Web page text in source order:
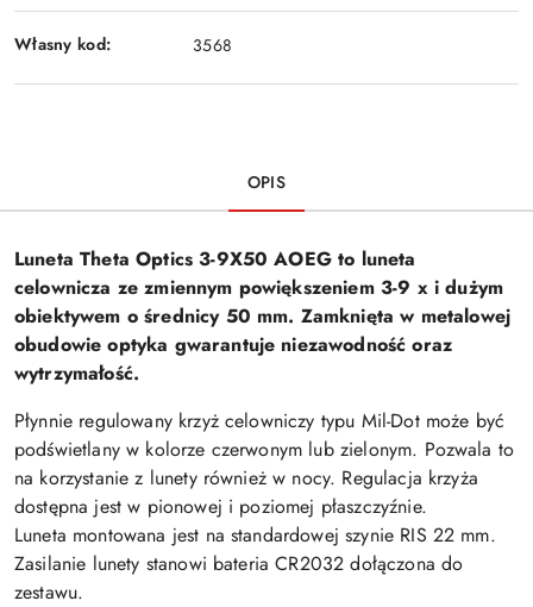
Własny kod: 3568
OPIS
Luneta Theta Optics 3-9X50 AOEG to luneta
celownicza ze zmiennym powiększeniem 3-9 x i dużym
obiektywem o średnicy 50 mm. Zamknięta w metalowej
obudowie optyka gwarantuje niezawodność oraz
wytrzymałość.
Płynnie regulowany krzyż celowniczy typu Mil-Dot może być
podświetlany w kolorze czerwonym lub zielonym. Pozwala to
na korzystanie z lunety również w nocy. Regulacja krzyża
dostępna jest w pionowej i poziomej płaszczyźnie.
Luneta montowana jest na standardowej szynie RIS 22 mm.
Zasilanie lunety stanowi bateria CR2032 dołączona do
zestawu.